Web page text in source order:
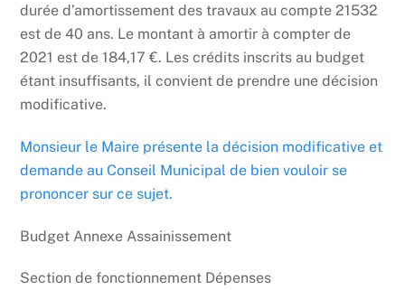
durée d’amortissement des travaux au compte 21532
est de 40 ans. Le montant à amortir à compter de
2021 est de 184,17 €. Les crédits inscrits au budget
étant insuffisants, il convient de prendre une décision
modificative.
Monsieur le Maire présente la décision modificative et
demande au Conseil Municipal de bien vouloir se
prononcer sur ce sujet.
Budget Annexe Assainissement
Section de fonctionnement Dépenses